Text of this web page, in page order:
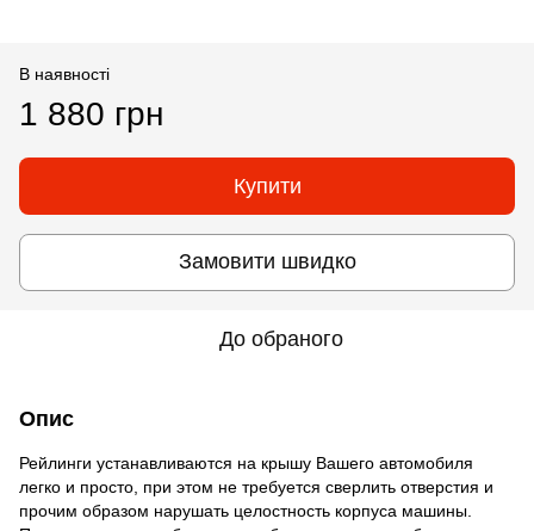
В наявності
1 880 грн
Купити
Замовити швидко
До обраного
Опис
Рейлинги устанавливаются на крышу Вашего автомобиля
легко и просто, при этом не требуется сверлить отверстия и
прочим образом нарушать целостность корпуса машины.